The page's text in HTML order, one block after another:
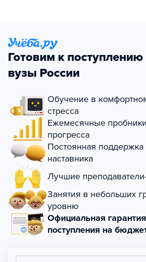
Готовим к
вузы России
Обучение в
стресса
Ежемесячные
прогресса
Постоянная поддержка
наставника
Лучшие
Занятия в небольших
уровню
Официальная гарантия
поступления на